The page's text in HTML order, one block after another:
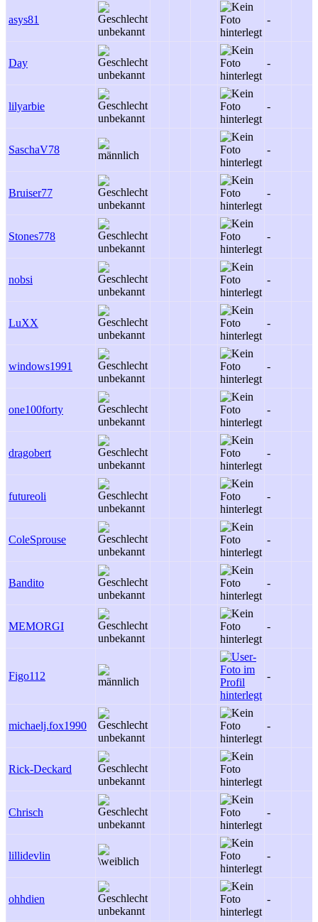
asys81 -
Day -
lilyarbie -
SaschaV78 -
Bruiser77 -
Stones778 -
nobsi -
LuXX -
windows1991 -
one100forty -
dragobert -
futureoli -
ColeSprouse -
Bandito -
MEMORGI -
Figo112 -
michaelj.fox1990 -
Rick-Deckard
Chrisch -
lillidevlin -
ohhdien -